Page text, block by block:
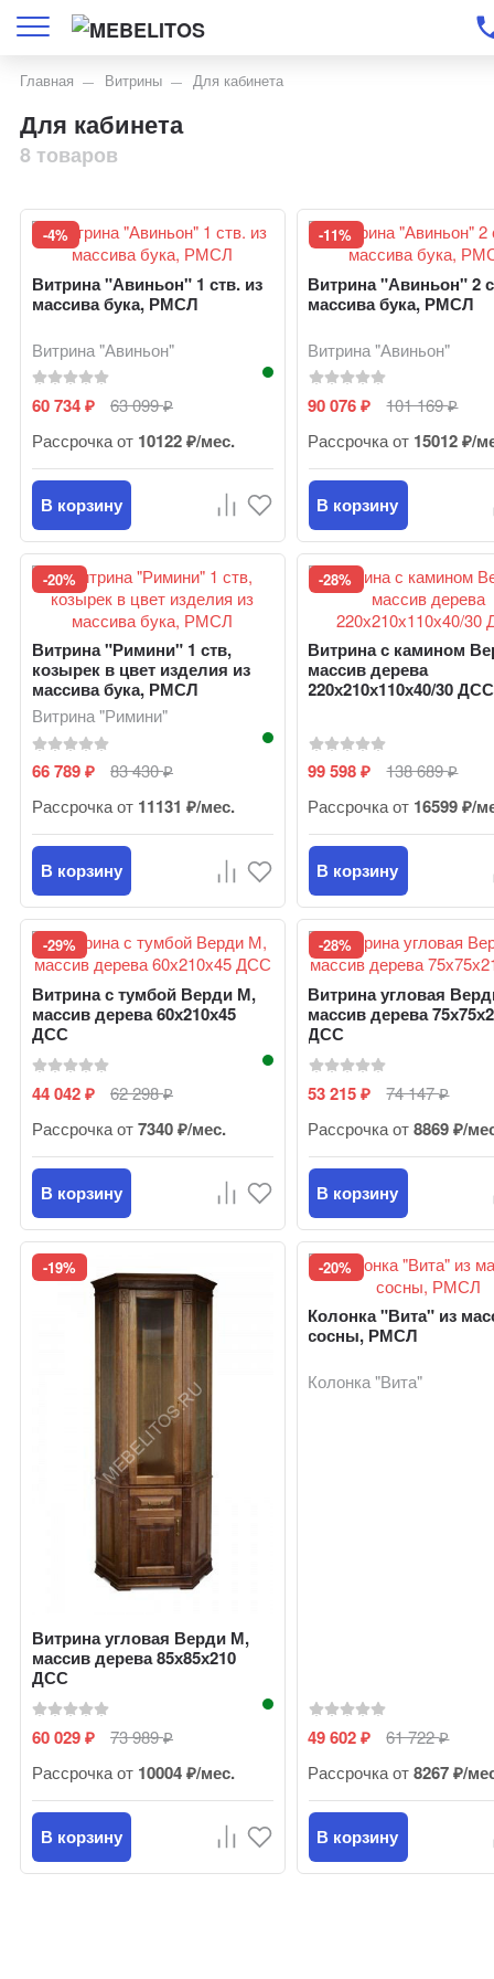
Главная Витрины Для кабинета
Для кабинета
8 товаров
-4%
Витрина "Авиньон" 1 ств. из
массива бука, РМСЛ
Витрина "Авиньон"
60 734₽ 63 099₽
Рассрочка от 10122 ₽/мес.
В корзину
-11%
Витрина "Авиньон" 2
массива бука, РМСЛ
Витрина "Авиньон"
90 076₽ 101 169₽
Рассрочка от 15012 ₽/
В корзину
-20%
Витрина "Римини" 1 ств,
козырек в цвет изделия из
массива бука, РМСЛ
Витрина "Римини"
66 789₽ 83 430₽
Рассрочка от 11131 ₽/мес.
В корзину
-28%
Витрина с камином
массив дерева
220х210х110х40/30 ДСС
99 598₽ 138 689₽
Рассрочка от 16599 ₽/
В корзину
-29%
Витрина с тумбой Верди М,
массив дерева 60х210х45
ДСС
44 042₽ 62 298₽
Рассрочка от7340 ₽/мес.
В корзину
-28%
Витрина угловая
массив дерева
ДСС
53 215₽ 74 147₽
Рассрочка от8869 ₽/
В корзину
-19%
Витрина угловая Верди М,
массив дерева 85х85х210
ДСС
60 029₽ 73 989₽
Рассрочка от 10004 ₽/мес.
В корзину
-20%
Колонка "Вита" из
сосны, РМСЛ
Колонка "Вита"
49 602₽ 61 722₽
Рассрочка от8267 ₽/
В корзину